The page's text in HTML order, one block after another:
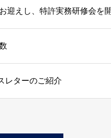
迎えし、特許実務研修会を
レターのご紹介